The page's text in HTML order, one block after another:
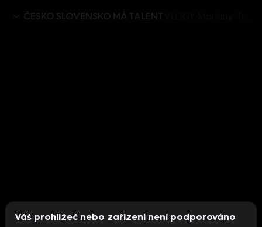
ČESKO SLOVENSKO MÁ TALENT
Váš prohlížeč nebo zařízení není podporováno